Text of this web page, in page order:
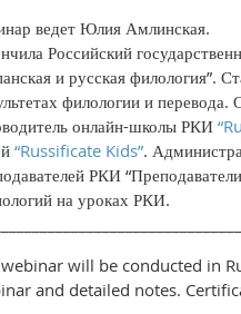
ведет Юлия Амлинская.
Российский
и русская филология”.
филологии и
онлайн-школы РКИ
“Russificate Kids”.
РКИ
на уроках РКИ.
will be conducted in
and detailed notes.